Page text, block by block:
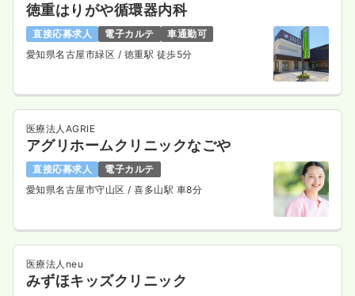
徳重はりがや循環器内科
直接応募求人 電子カルテ
車通勤可
愛知県名古屋市緑区 / 徳重駅 徒歩5分
医療法人AGRIE
アグリホームクリニックなごや
直接応募求人
電子カルテ
愛知県名古屋市守山区/ 喜多山駅 車8分
医療法人neu
みずほキッズクリニック